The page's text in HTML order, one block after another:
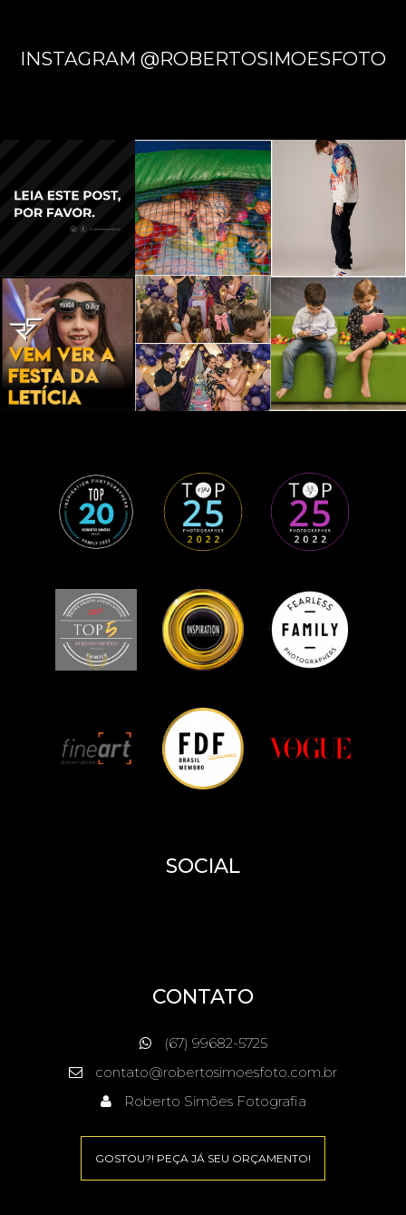
INSTAGRAM @ROBERTOSIMOESFOTO
SOCIAL
CONTATO
(67) 99682-5725
contato@robertosimoesfoto.com.br
Roberto Simões Fotografia
GOSTOU?! PEÇA JÁ SEU ORÇAMENTO!